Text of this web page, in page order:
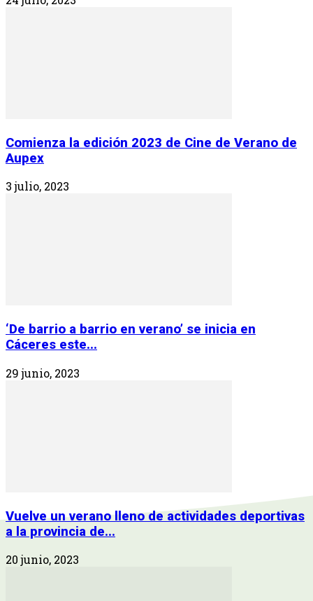
Comienza la edición 2023 de Cine de Verano de
Aupex
3 julio, 2023
‘De barrio a barrio en verano’ se inicia en
Cáceres este...
29 junio, 2023
Vuelve un verano lleno de actividades deportivas
a la provincia de...
20 junio, 2023